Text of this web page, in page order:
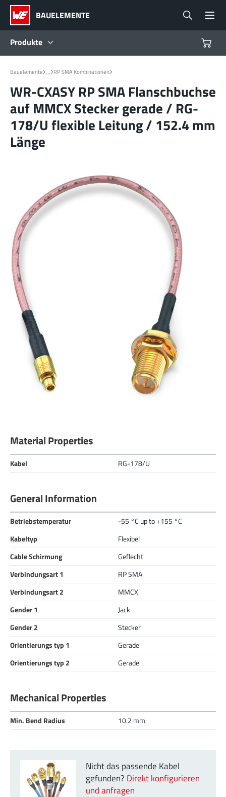
BAUELEMENTE
Produkte
Produkte
Referenzdesigns
Product Navigator
Design Kits
Bauelemente ... RP SMA Kombinationen
WR-CXASY RP SMA Flanschbuchse
auf MMCX Stecker gerade / RG-
178/U flexible Leitung / 152.4 mm
Länge
Material Properties
Kabel RG-178/U
General Information
Betriebstemperatur
-55 °C up to +155 °C
Kabeltyp
Flexibel
Cable Schirmung
Geflecht
Verbindungsart 1
RP SMA
Verbindungsart 2
MMCX
Gender 1
Jack
Gender 2
Stecker
Orientierungs typ 1
Gerade
Orientierungs typ 2
Gerade
Mechanical Properties
Min. Bend Radius 10.2 mm
Nicht das passende Kabel
gefunden? Direkt konfigurieren
und anfragen